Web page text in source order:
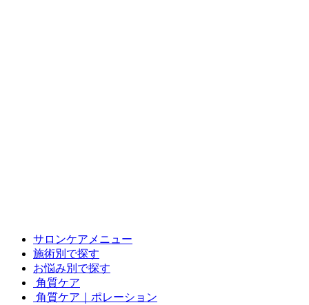
サロンケアメニュー
施術別で探す
お悩み別で探す
角質ケア
角質ケア｜ポレーション